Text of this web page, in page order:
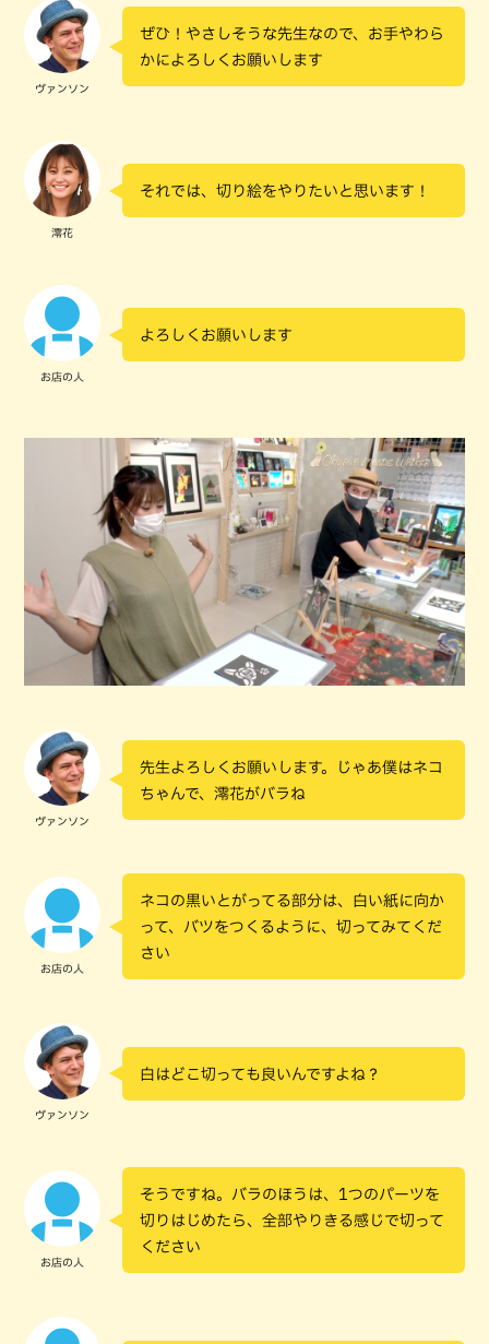
ヴァンソン
ぜひ！やさしそうな先生なので、お手やわら
かによろしくお願いします
澪花
それでは、切り絵をやりたいと思います！
お店の人
よろしくお願いします
ヴァンソン
先生よろしくお願いします。じゃあ僕はネコ
ちゃんで、澪花がバラね
お店の人
ネコの黒いとがってる部分は、白い紙に向か
って、バツをつくるように、切ってみてくだ
さい
ヴァンソン
白はどこ切っても良いんですよね？
お店の人
そうですね。バラのほうは、1つのパーツを
切りはじめたら、全部やりきる感じで切って
ください